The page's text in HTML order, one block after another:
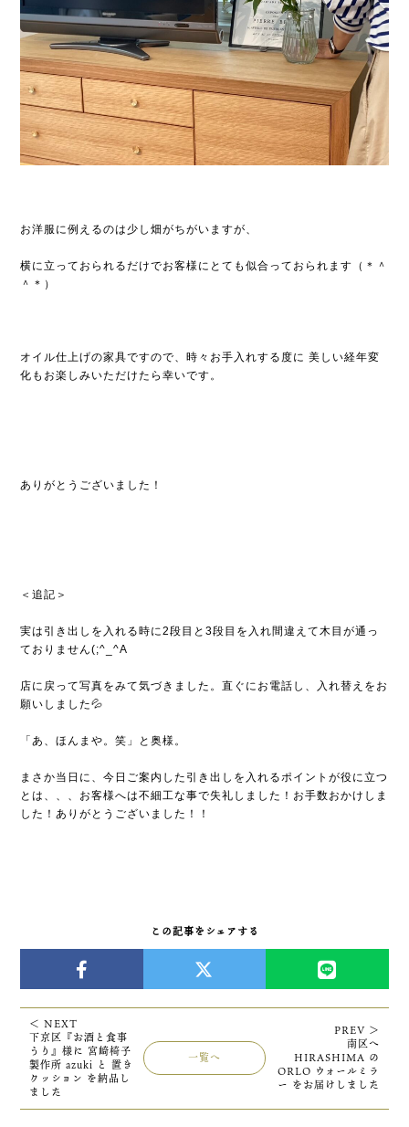
お洋服に例えるのは少し畑がちがいますが、
横に立っておられるだけでお客様にとても似合っておられます（＊＾
＾＊）
オイル仕上げの家具ですので、時々お手入れする度に 美しい経年変
化もお楽しみいただけたら幸いです。
ありがとうございました！
＜追記＞
実は引き出しを入れる時に2段目と3段目を入れ間違えて木目が通っ
ておりません(;^_^A
店に戻って写真をみて気づきました。直ぐにお電話し、入れ替えをお
願いしました💦
「あ、ほんまや。笑」と奥様。
まさか当日に、今日ご案内した引き出しを入れるポイントが役に立つ
とは、、、お客様へは不細工な事で失礼しました！お手数おかけしま
した！ありがとうございました！！
この記事をシェアする
＜ NEXT
下京区『お酒と食事
うり』様に 宮崎椅子
製作所 azuki と 置き
クッション を納品し
ました
一覧へ
PREV ＞
南区へ
HIRASHIMA の
ORLO ウォールミラ
ー をお届けしました